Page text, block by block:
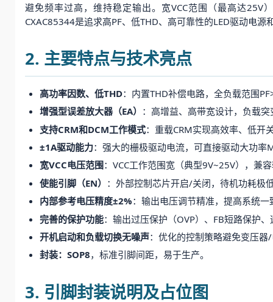
避免频率过高，维持稳定输出。宽VCC范围（最高达25V
CXAC85344是追求高PF、低THD、高可靠性的LED驱动电源
2. 主要特点与技术亮点
高功率因数、低THD：内置THD补偿电路，全负载范围
增强型误差放大器（EA） ：高增益、高带宽设计，负载
支持CRM和DCM工作模式：重载CRM实现高效率、低开
±1A驱动能力：强大的栅极驱动电流，可直接驱动大功
宽VCC电压范围：VCC工作范围宽（典型9V~25V），兼
使能引脚（EN） ：外部控制芯片开启/关闭，待机功耗极
内部参考电压精度±2%：输出电压调节精准，提高系统一
完善的保护功能：输出过压保护（OVP）、FB短路保护
开机启动和负载切换无噪声：优化的控制策略避免变压器
封装：SOP8，标准引脚间距，易于生产。
3. 引脚封装说明及占位图